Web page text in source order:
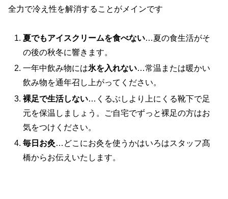
全力で冷え性を解消することがメインです
夏でもアイスクリームを食べない…夏の食生活がそ
の後の秋冬に響きます。
一年中飲み物には氷を入れない…常温または暖かい
飲み物を通年召し上がってください。
裸足で生活しない…くるぶしより上にくる靴下で足
元を保温しましょう。ご自宅でずっと裸足の方はお
気をつけください。
毎日お灸…どこにお灸を使うかはいろはスタッフ髙
橋からお伝えいたします。